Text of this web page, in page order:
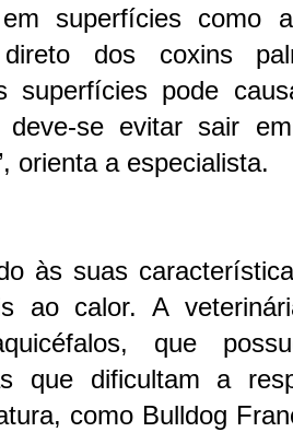
superfícies como
dos coxins
superfícies pode
se evitar sair
orienta a especialista.
às suas
ao calor. A
que
que dificultam a
como Bulldog